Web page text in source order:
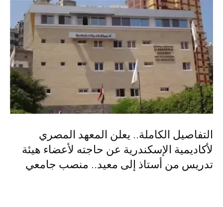
التفاصيل الكاملة.. يعلن المعهد المصري
لأكاديمية الإسكندرية عن حاجته لأعضاء هيئة
تدريس من أستاذ إلى معيد.. منصب جامعي